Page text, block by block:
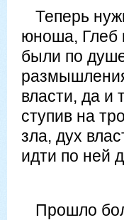
Теперь
юноша, Глеб
были по
власти, да и
ступив на
зла, дух
идти по ней
Прошло